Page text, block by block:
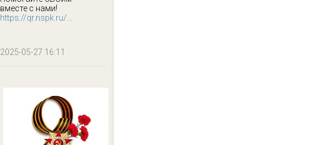
вместе с нами!
https://qr.nspk.ru/...
2025-05-27 16:11